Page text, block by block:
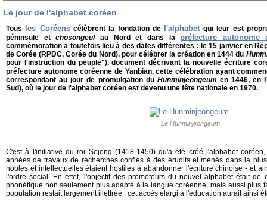
Le jour de l'alphabet coréen
Tous les Coréenscélèbrent la fondation de l'alphabet qui leur est
péninsule etchosongeulau Nord et dans la préfecture autonome
commémoration a toutefois lieu à des dates différentes : le 15 janvier en
de Corée (RPDC, Corée du Nord), pour célébrer la création en 1444 du
pour l'instruction du peuple"), document décrivant la nouvelle écriture
préfecture autonome coréenne de Yanbian, cette célébration ayant
correspondant au jour de promulgation du Hunminjeongeumen 1446, en
Sud), où le jour de l'alphabet coréen est devenu une fête nationale en 1970.
Le Hunminjeongeum
C'est à l'initiative du roi Sejong (1418-1450) qu'a été créé l'alphabet
années de travaux de recherches confiés à des érudits et menés dans la
nobles et intellectuelles étaient hostiles à abandonner l'écriture chinoise - et
l'ordre social. En effet, l'objectif des promoteurs du nouvel alphabet était de
phonétique non seulement plus adapté à la langue coréenne, mais aussi plus
population restait largement illettrée : cet accès élargi à l'éducation aurait ainsi